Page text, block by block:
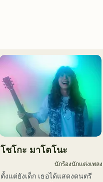
โชโกะ มาโตโนะ
นักร้องนักแต่งเพลง
ตั้งแต่ยังเด็ก เธอได้แสดงดนตรี